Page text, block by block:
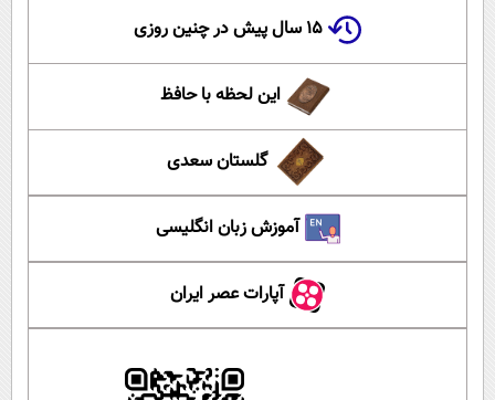
۱۵ سال پیش در چنین روزی
این لحظه با حافظ
گلستان سعدی
آموزش زبان انگلیسی
آپارات عصر ایران